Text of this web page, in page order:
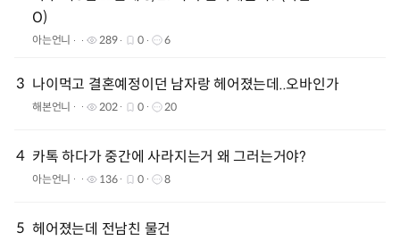
O)
아는언니 289 0 6
3 나이먹고 결혼예정이던 남자랑 헤어졌는데..오바인가
해본언니 202 0 20
4 카톡 하다가 중간에 사라지는거 왜 그러는거야?
아는언니 136 0 8
5 헤어졌는데 전남친 물건